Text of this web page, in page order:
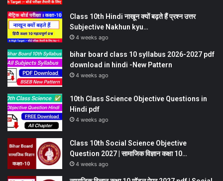
Class 10th Hindi नाखून क्यों बढ़ते हैं प्रश्न उत्तर
Subjective Nakhun kyu…
4 weeks ago
bihar board class 10 syllabus 2026-2027 pdf
download in hindi -New Pattern
4 weeks ago
10th Class Science Objective Questions in
Hindi pdf
4 weeks ago
Class 10th Social Science Objective
Question 2027 | सामाजिक विज्ञान कक्षा 10…
4 weeks ago